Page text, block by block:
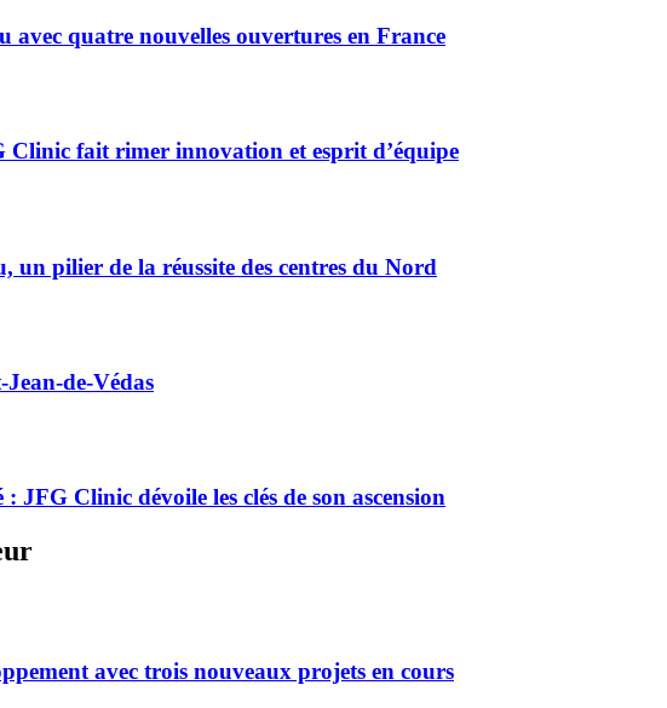
avec quatre nouvelles ouvertures en France
Clinic fait rimer innovation et esprit d’équipe
pilier de la réussite des centres du Nord
de-Védas
JFG Clinic dévoile les clés de son ascension
avec trois nouveaux projets en cours